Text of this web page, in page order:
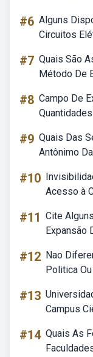
#6 Alguns
Circuitos
#7 Quais São
Método De
#8 Campo De
#9 Quais Das
Antônimo
#10
Acesso à
#11 Cite
Expansão
#12 Nao
Politica
#13
Campus
#14 Quais As